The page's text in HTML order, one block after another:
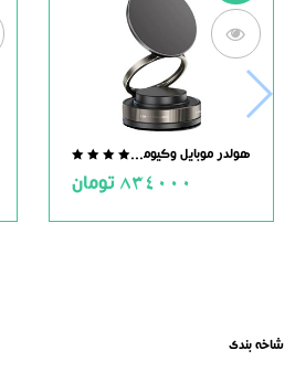
out
هولدر موبایل وکیومی مگنت دار
834000 تومان
شاخه بندی